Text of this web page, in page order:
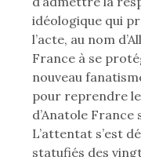
idéologique qui
l’acte, au nom
France à se
nouveau
pour reprendre
d’Anatole France
L’attentat s’est
statufiés des